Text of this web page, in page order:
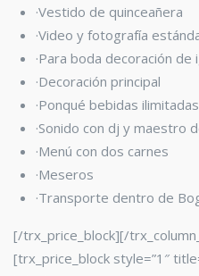
·Vestido de quinceañera
·Video y fotografía
·Para boda decoración de
·Decoración principal
·Ponqué bebidas
·Sonido con dj y maestro
·Menú con dos carnes
·Meseros
·Transporte dentro de
[/trx_price_block][/
[trx_price_block style=”1″